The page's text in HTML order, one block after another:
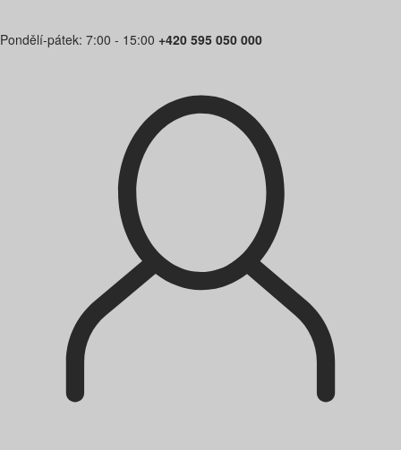
Pondělí-pátek: 7:00 - 15:00 +420 595 050 000